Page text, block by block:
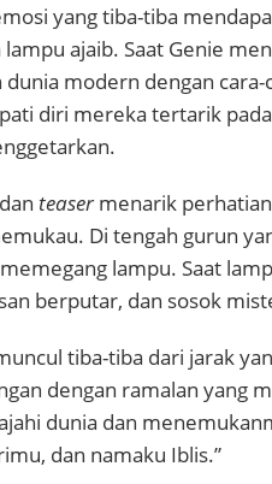
yang tiba-tiba
lampu ajaib. Saat Genie
dunia modern dengan cara-
diri mereka tertarik
teasermenarik
Di tengah gurun
lampu. Saat
berputar, dan sosok
tiba-tiba dari jarak
dengan ramalan yang
dunia dan
dan namaku Iblis.”